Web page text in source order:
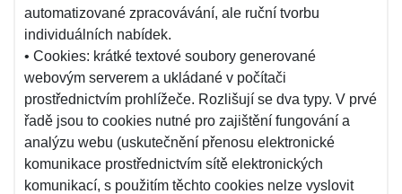
automatizované zpracovávání, ale ruční tvorbu
individuálních nabídek.
• Cookies: krátké textové soubory generované
webovým serverem a ukládané v počítači
prostřednictvím prohlížeče. Rozlišují se dva typy. V prvé
řadě jsou to cookies nutné pro zajištění fungování a
analýzu webu (uskutečnění přenosu elektronické
komunikace prostřednictvím sítě elektronických
komunikací, s použitím těchto cookies nelze vyslovit